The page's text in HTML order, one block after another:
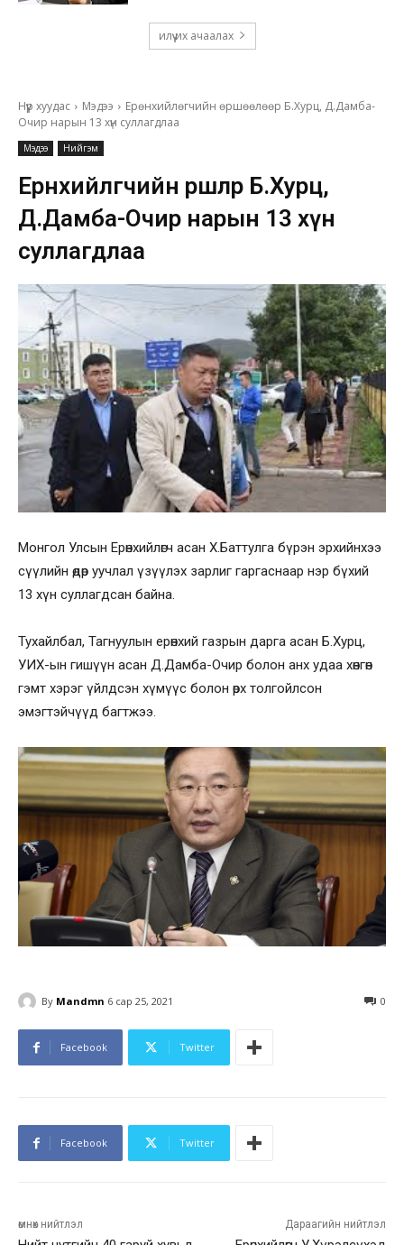
илүү их ачаалах